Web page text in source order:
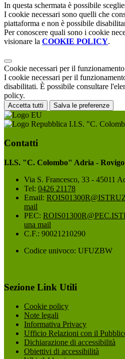
In questa schermata è possibile
I cookie necessari sono quelli che
piattaforma e non è possibile
Per conoscere quali sono i cookie
visionare la COOKIE POLICY.
Cookie necessari per il funzionamento
I cookie necessari per il
disabilitati. È possibile consultare
policy.
Accetta tutti Salva le preferenze
I.I.S. "C.
Contatti
I.I.S. "C. Colombo" Adria - Rovigo
Via S. Francesco, 33 - 45011
Tel: 0426 21178
Email:
mail
PEC:
una mail
C.F.: 90021210290
Codice univoco: UFUZBW
Sezione Link Utili
Cookie policy
Note legali
Informativa Privacy
Ufficio Relazioni con il
Dichiarazione di accessibilità
Obiettivi di accessibilità